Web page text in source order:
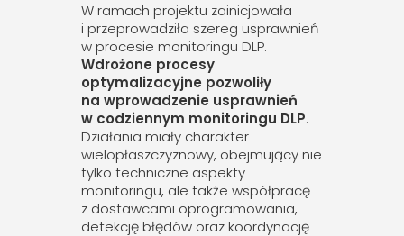
W ramach projektu zainicjowała
i przeprowadziła szereg usprawnień
w procesie monitoringu DLP.
Wdrożone procesy
optymalizacyjne pozwoliły
na wprowadzenie usprawnień
w codziennym monitoringu DLP.
Działania miały charakter
wielopłaszczyznowy, obejmujący nie
tylko techniczne aspekty
monitoringu, ale także współpracę
z dostawcami oprogramowania,
detekcję błędów oraz koordynację